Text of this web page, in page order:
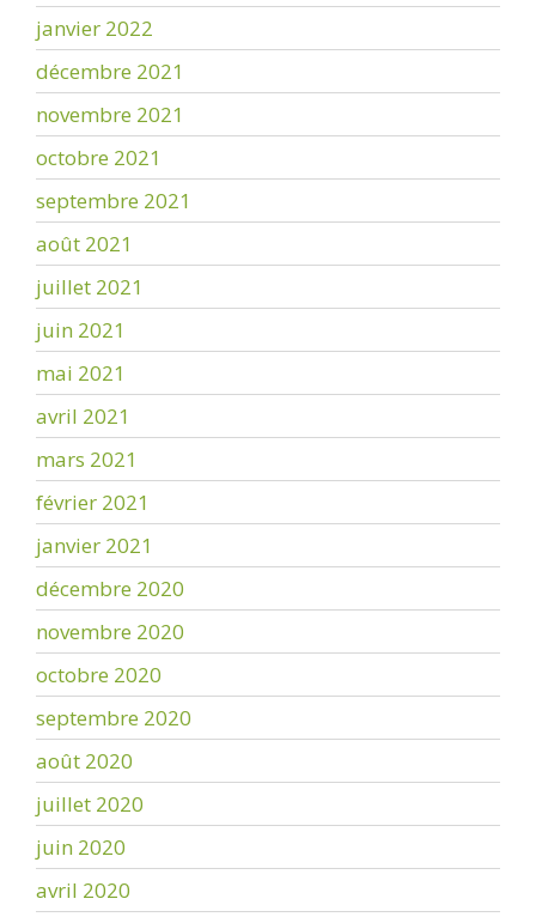
janvier 2022
décembre 2021
novembre 2021
octobre 2021
septembre 2021
août 2021
juillet 2021
juin 2021
mai 2021
avril 2021
mars 2021
février 2021
janvier 2021
décembre 2020
novembre 2020
octobre 2020
septembre 2020
août 2020
juillet 2020
juin 2020
avril 2020